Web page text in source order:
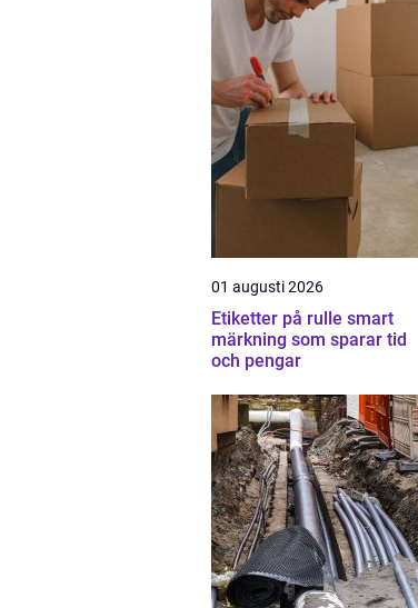
01 augusti 2026
Etiketter på rulle smart
märkning som sparar tid
och pengar